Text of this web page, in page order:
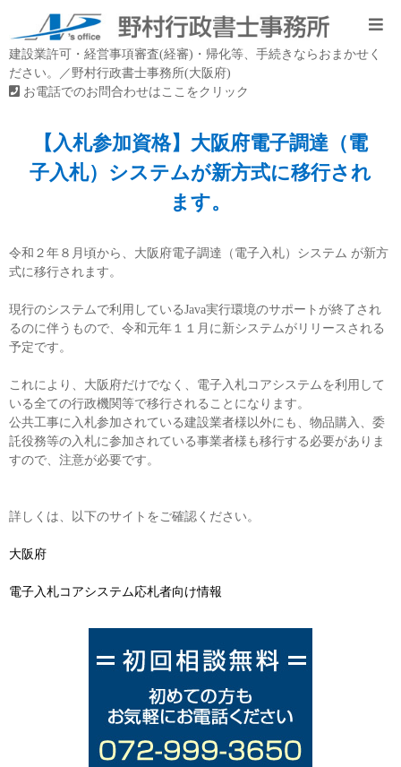
建設業許可・経営事項審査(経審)・帰化等、手続きならおまかせく
ださい。／野村行政書士事務所(大阪府)
お電話でのお問合わせはここをクリック
【入札参加資格】大阪府電子調達（電
子入札）システムが新方式に移行され
ます。
令和２年８月頃から、大阪府電子調達（電子入札）システム が新方
式に移行されます。
現行のシステムで利用しているJava実行環境のサポートが終了され
るのに伴うもので、令和元年１１月に新システムがリリースされる
予定です。
これにより、大阪府だけでなく、電子入札コアシステムを利用して
いる全ての行政機関等で移行されることになります。
公共工事に入札参加されている建設業者様以外にも、物品購入、委
託役務等の入札に参加されている事業者様も移行する必要がありま
すので、注意が必要です。
詳しくは、以下のサイトをご確認ください。
大阪府
電子入札コアシステム応札者向け情報